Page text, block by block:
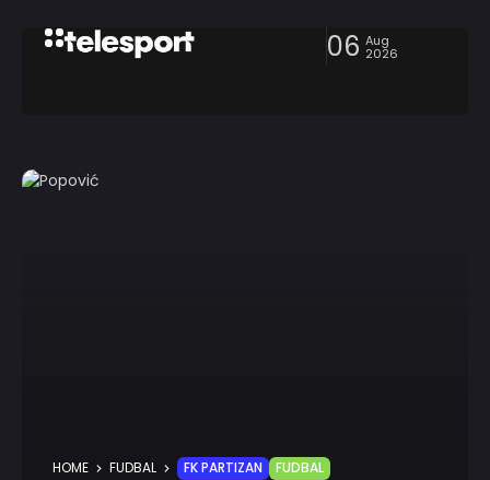
06 Aug
2026
HOME FUDBAL FK PARTIZAN FUDBAL